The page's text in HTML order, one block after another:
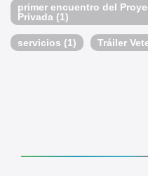
primer encuentro del
Privada (1)
servicios (1) Tráiler